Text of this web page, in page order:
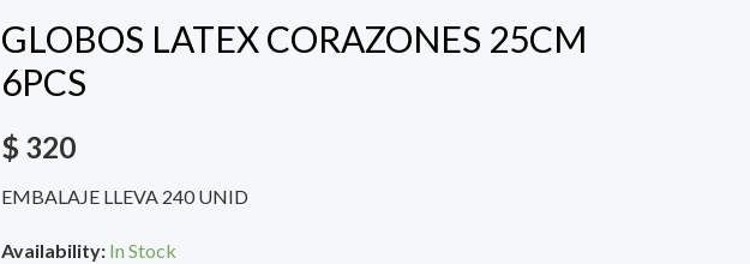
GLOBOS LATEX CORAZONES 25CM
6PCS
$ 320
EMBALAJE LLEVA 240 UNID
Availability: In Stock